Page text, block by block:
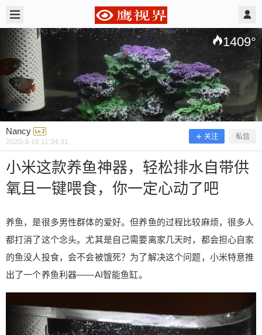
1409°
Nancy
2020-3-16 11:34:31
关注 私信
小米这款养鱼神器，轻松排水自带供
氧且一键喂食，你一定心动了吧
养鱼，是很多男性群体的爱好。但养鱼的过程比较麻烦，很多人
都打消了这个念头。尤其是自己需要离家几天时，都会担心自家
的鱼没人投食，会不会被饿死？为了解决这个问题，小米特意推
出了一个养鱼利器——AI智能鱼缸。
Nancy @ 鹰视界 2020/3/16
小米这款养鱼神器，轻松排水自带供氧
且一键喂食，你一定心动了吧
养鱼，是很多男性群体的爱好。但养鱼的过程比较
麻烦，很多人都打消了这个念头。尤其是自己需要
养鱼利器——AI智能鱼缸。 这款鱼缸的体积不大，
可以放在书桌、柜子等地方。鱼缸最大的卖点就是